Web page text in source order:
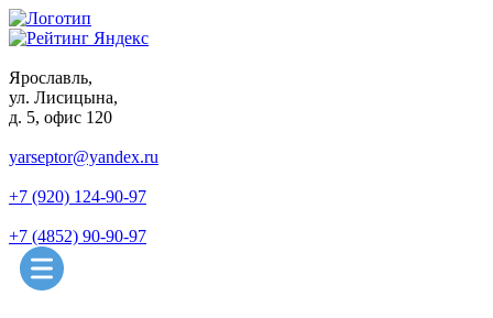
Ярославль,
ул. Лисицына,
д. 5, офис 120
yarseptor@yandex.ru
+7 (920) 124-90-97
+7 (4852) 90-90-97